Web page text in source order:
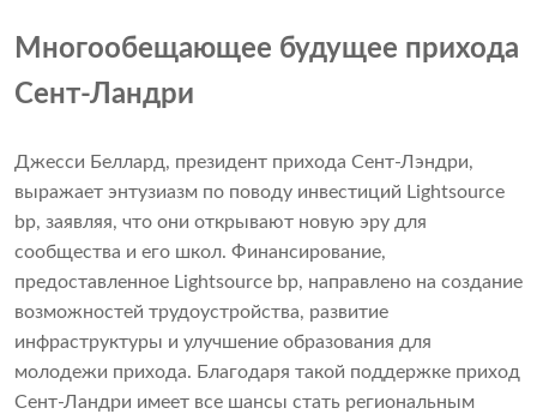
Многообещающее будущее прихода
Сент-Ландри
Джесси Беллард, президент прихода Сент-Лэндри,
выражает энтузиазм по поводу инвестиций Lightsource
bp, заявляя, что они открывают новую эру для
сообщества и его школ. Финансирование,
предоставленное Lightsource bp, направлено на создание
возможностей трудоустройства, развитие
инфраструктуры и улучшение образования для
молодежи прихода. Благодаря такой поддержке приход
Сент-Ландри имеет все шансы стать региональным